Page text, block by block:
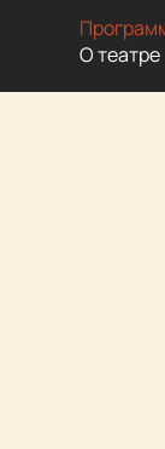
О театре